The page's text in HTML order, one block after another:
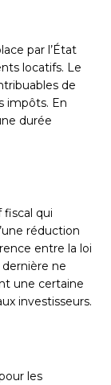
par l’État
locatifs. Le
de
impôts. En
durée
fiscal qui
réduction
entre la loi
ne
une certaine
investisseurs.
les